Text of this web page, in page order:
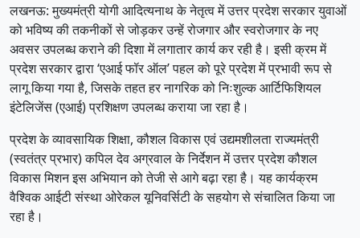
लखनऊ: मुख्यमंत्री योगी आदित्यनाथ के नेतृत्व में उत्तर प्रदेश सरकार युवाओं
को भविष्य की तकनीकों से जोड़कर उन्हें रोजगार और स्वरोजगार के नए
अवसर उपलब्ध कराने की दिशा में लगातार कार्य कर रही है। इसी क्रम में
प्रदेश सरकार द्वारा ‘एआई फॉर ऑल’ पहल को पूरे प्रदेश में प्रभावी रूप से
लागू किया गया है, जिसके तहत हर नागरिक को निःशुल्क आर्टिफिशियल
इंटेलिजेंस (एआई) प्रशिक्षण उपलब्ध कराया जा रहा है।
प्रदेश के व्यावसायिक शिक्षा, कौशल विकास एवं उद्यमशीलता राज्यमंत्री
(स्वतंत्र प्रभार) कपिल देव अग्रवाल के निर्देशन में उत्तर प्रदेश कौशल
विकास मिशन इस अभियान को तेजी से आगे बढ़ा रहा है। यह कार्यक्रम
वैश्विक आईटी संस्था ओरेकल यूनिवर्सिटी के सहयोग से संचालित किया जा
रहा है।